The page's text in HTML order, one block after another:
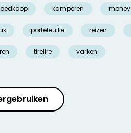
kamperen money
portefeuille reizen
tirelire varken